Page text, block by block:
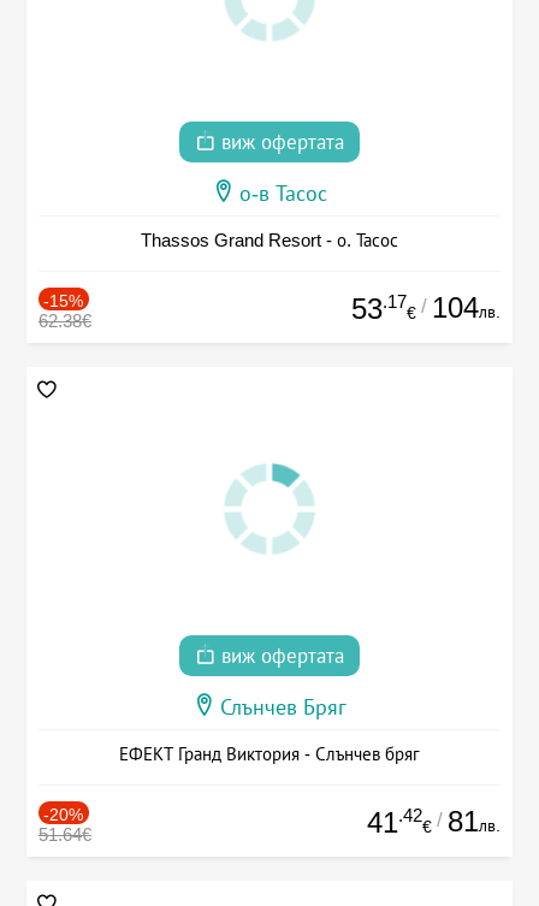
виж офертата
о-в Тасос
Thassos Grand Resort - о. Тасос
-15%
62.38€ 53.17
€ / 104лв.
виж офертата
Слънчев Бряг
ЕФЕКТ Гранд Виктория - Слънчев бряг
-20%
51.64€ 41.42
€ / 81лв.